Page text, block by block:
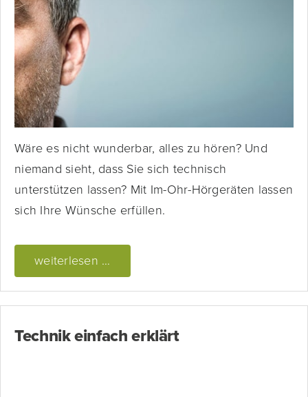
Wäre es nicht wunderbar, alles zu hören? Und
niemand sieht, dass Sie sich technisch
unterstützen lassen? Mit Im-Ohr-Hörgeräten lassen
sich Ihre Wünsche erfüllen.
weiterlesen …
Technik einfach erklärt